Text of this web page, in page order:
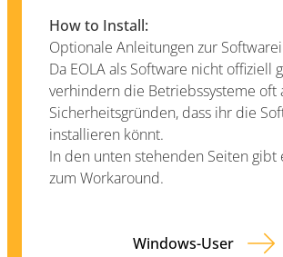
How to Install:
Optionale Anleitungen zur
Da EOLA als Software nicht offiziell
verhindern die Betriebssysteme oft
Sicherheitsgründen, dass ihr die
installieren könnt.
In den unten stehenden Seiten gibt
zum Workaround.
Windows-User